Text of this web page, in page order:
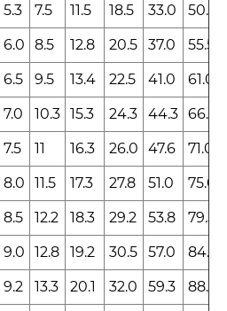
5.3 7.5 11.5 18.5 33.0 50.0
6.0 8.5 12.8 20.5 37.0 55.5
6.5 9.5 13.4 22.5 41.0 61.0
7.0 10.3 15.3 24.3 44.3 66.3
7.5 11 16.3 26.0 47.6 71.0
8.0 11.5 17.3 27.8 51.0 75.0
8.5 12.2 18.3 29.2 53.8 79.5
9.0 12.8 19.2 30.5 57.0 84.3
9.2 13.3 20.1 32.0 59.3 88.5